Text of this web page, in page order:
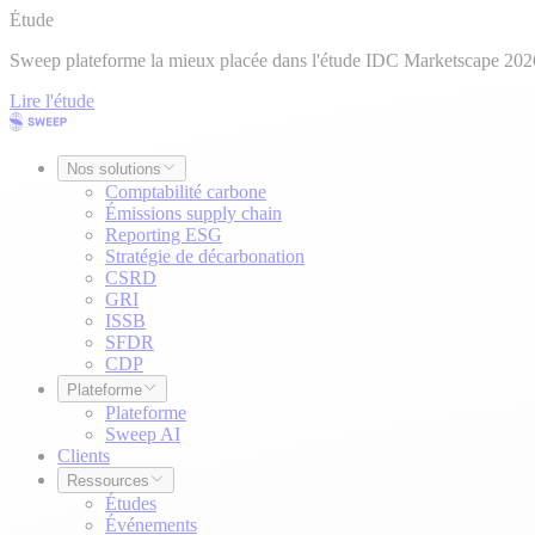
Étude
Sweep plateforme la mieux placée dans l'étude IDC Marketscape
Lire l'étude
Nos solutions
Comptabilité carbone
Émissions supply chain
Reporting ESG
Stratégie de décarbonation
CSRD
GRI
ISSB
SFDR
CDP
Plateforme
Plateforme
Sweep AI
Clients
Ressources
Études
Événements